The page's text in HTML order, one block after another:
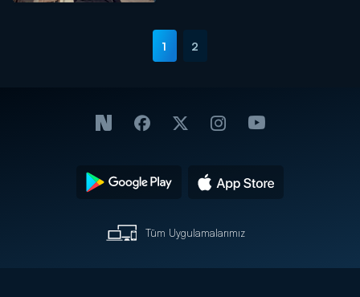
1 2
Tüm Uygulamalarımız